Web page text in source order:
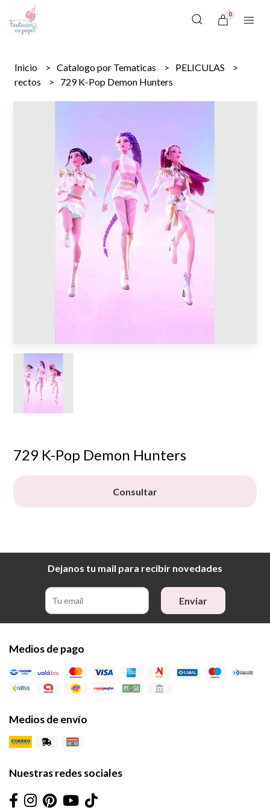
0
Inicio Catalogo por Tematicas
PELICULAS
rectos
729 K-Pop Demon Hunters
729 K-Pop Demon Hunters
Consultar
Dejanos tu mail para recibir novedades
Enviar
Medios de pago
Medios de envío
Nuestras redes sociales